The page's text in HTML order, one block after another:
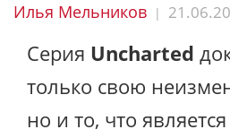
Илья Мельников |
Серия Uncharted
только свою
но и то, что